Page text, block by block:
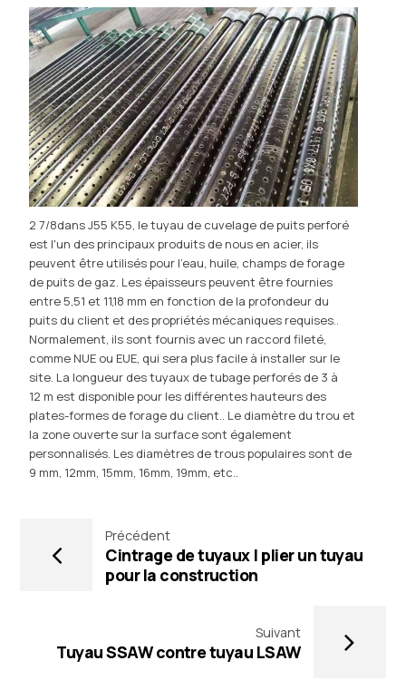
2 7/8dans J55 K55, le tuyau de cuvelage de puits perforé
est l'un des principaux produits de nous en acier, ils
peuvent être utilisés pour l'eau, huile, champs de forage
de puits de gaz. Les épaisseurs peuvent être fournies
entre 5,51 et 11,18 mm en fonction de la profondeur du
puits du client et des propriétés mécaniques requises..
Normalement, ils sont fournis avec un raccord fileté,
comme NUE ou EUE, qui sera plus facile à installer sur le
site. La longueur des tuyaux de tubage perforés de 3 à
12 m est disponible pour les différentes hauteurs des
plates-formes de forage du client.. Le diamètre du trou et
la zone ouverte sur la surface sont également
personnalisés. Les diamètres de trous populaires sont de
9 mm, 12mm, 15mm, 16mm, 19mm, etc..
Précédent
Cintrage de tuyaux | plier un tuyau
pour la construction
Suivant
Tuyau SSAW contre tuyau LSAW